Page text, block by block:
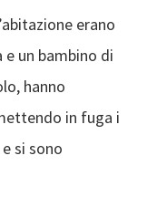
erano
e un bambino di
hanno
in fuga i
si sono